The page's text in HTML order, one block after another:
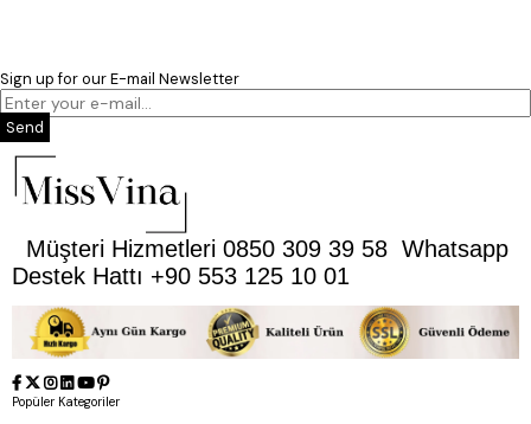
Sign up for our E-mail Newsletter
Send
Müşteri Hizmetleri 0850 309 39 58 Whatsapp
Destek Hattı +90 553 125 10 01
Popüler Kategoriler